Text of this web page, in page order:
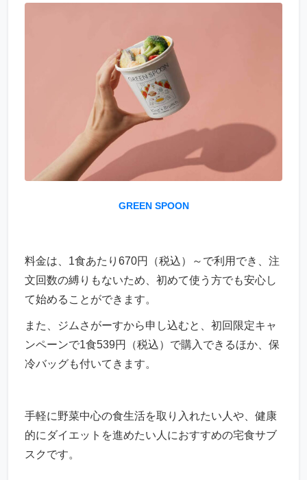
GREEN SPOON
料金は、1食あたり670円（税込）～で利用でき、注
文回数の縛りもないため、初めて使う方でも安心し
て始めることができます。
また、ジムさがーすから申し込むと、初回限定キャ
ンペーンで1食539円（税込）で購入できるほか、保
冷バッグも付いてきます。
手軽に野菜中心の食生活を取り入れたい人や、健康
的にダイエットを進めたい人におすすめの宅食サブ
スクです。